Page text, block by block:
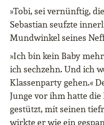
»Tobi, sei vernünftig,
Sebastian seufzte
Mundwinkel seines
»Ich bin kein Baby
ich sechzehn. Und ich
Klassenparty gehen.«
Junge vor ihm hatte
gestützt, mit seinen
wirkte er wie ein